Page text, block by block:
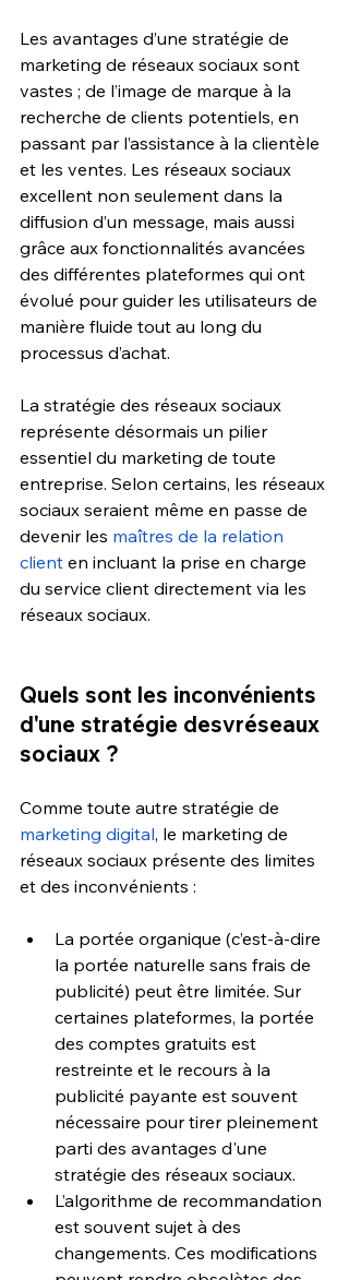
Les avantages d’une stratégie de
marketing de réseaux sociaux sont
vastes ; de l’image de marque à la
recherche de clients potentiels, en
passant par l’assistance à la clientèle
et les ventes. Les réseaux sociaux
excellent non seulement dans la
diffusion d’un message, mais aussi
grâce aux fonctionnalités avancées
des différentes plateformes qui ont
évolué pour guider les utilisateurs de
manière fluide tout au long du
processus d’achat.
La stratégie des réseaux sociaux
représente désormais un pilier
essentiel du marketing de toute
entreprise. Selon certains, les réseaux
sociaux seraient même en passe de
devenir les maîtres de la relation
client en incluant la prise en charge
du service client directement via les
réseaux sociaux.
Quels sont les inconvénients
d'une stratégie desvréseaux
sociaux ?
Comme toute autre stratégie de
marketing digital, le marketing de
réseaux sociaux présente des limites
et des inconvénients :
La portée organique (c’est-à-dire
la portée naturelle sans frais de
publicité) peut être limitée. Sur
certaines plateformes, la portée
des comptes gratuits est
restreinte et le recours à la
publicité payante est souvent
nécessaire pour tirer pleinement
parti des avantages d'une
stratégie des réseaux sociaux.
L’algorithme de recommandation
est souvent sujet à des
changements. Ces modifications